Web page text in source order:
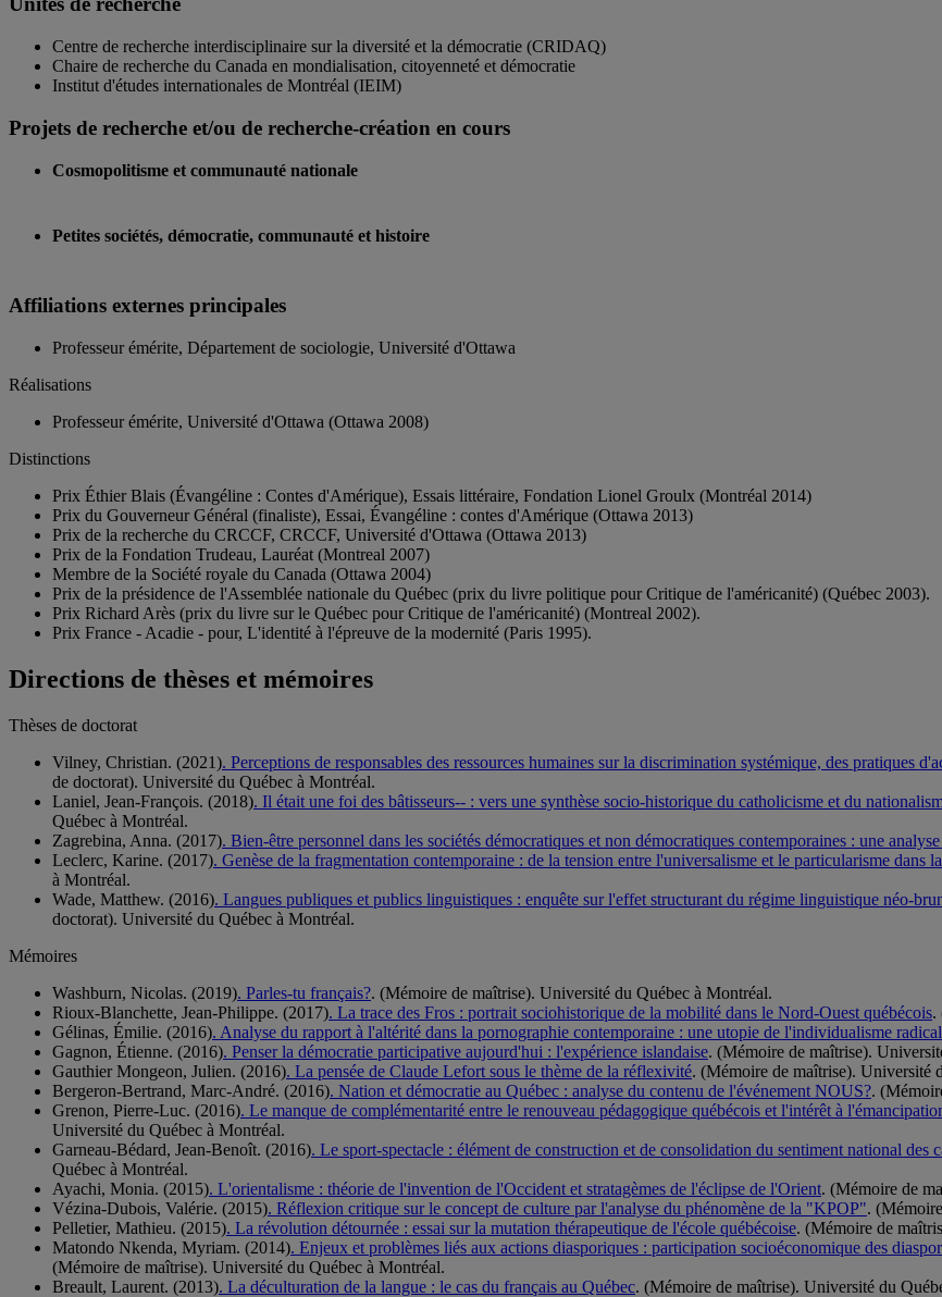
Centre de recherche interdisciplinaire sur la diversité et la démocratie (CRIDAQ)
Chaire de recherche du Canada en mondialisation, citoyenneté et démocratie
Institut d'études internationales de Montréal (IEIM)
Projets de recherche et/ou de recherche-création en cours
Cosmopolitisme et communauté nationale
Petites sociétés, démocratie, communauté et histoire
Affiliations externes principales
Professeur émérite, Département de sociologie, Université d'Ottawa
Réalisations
Professeur émérite, Université d'Ottawa (Ottawa 2008)
Distinctions
Prix Éthier Blais (Évangéline : Contes d'Amérique), Essais littéraire, Fondation Lionel Groulx (Montréal 2014)
Prix du Gouverneur Général (finaliste), Essai, Évangéline : contes d'Amérique (Ottawa 2013)
Prix de la recherche du CRCCF, CRCCF, Université d'Ottawa (Ottawa 2013)
Prix de la Fondation Trudeau, Lauréat (Montreal 2007)
Membre de la Société royale du Canada (Ottawa 2004)
Prix de la présidence de l'Assemblée nationale du Québec (prix du livre politique pour Critique de l'américanité) (Québec 2003).
Prix Richard Arès (prix du livre sur le Québec pour Critique de l'américanité) (Montreal 2002).
Prix France - Acadie - pour, L'identité à l'épreuve de la modernité (Paris 1995).
Directions de thèses et mémoires
Thèses de doctorat
Vilney, Christian. (2021). Perceptions de responsables des ressources humaines sur la discrimination systémique, des pratiques
de doctorat). Université du Québec à Montréal.
Laniel, Jean-François. (2018). Il était une foi des bâtisseurs-- : vers une synthèse socio-historique du catholicisme et du
Québec à Montréal.
Zagrebina, Anna. (2017). Bien-être personnel dans les sociétés démocratiques et non démocratiques contemporaines : une
Leclerc, Karine. (2017). Genèse de la fragmentation contemporaine : de la tension entre l'universalisme et le particularisme dans
à Montréal.
Wade, Matthew. (2016). Langues publiques et publics linguistiques : enquête sur l'effet structurant du régime linguistique néo-
doctorat). Université du Québec à Montréal.
Mémoires
Washburn, Nicolas. (2019). Parles-tu français?. (Mémoire de maîtrise). Université du Québec à Montréal.
Rioux-Blanchette, Jean-Philippe. (2017). La trace des Fros : portrait sociohistorique de la mobilité dans le Nord-Ouest québécois.
Gélinas, Émilie. (2016). Analyse du rapport à l'altérité dans la pornographie contemporaine : une utopie de l'individualisme radical
Gagnon, Étienne. (2016). Penser la démocratie participative aujourd'hui : l'expérience islandaise. (Mémoire de maîtrise).
Gauthier Mongeon, Julien. (2016). La pensée de Claude Lefort sous le thème de la réflexivité. (Mémoire de maîtrise). Université
Bergeron-Bertrand, Marc-André. (2016). Nation et démocratie au Québec : analyse du contenu de l'événement NOUS?.
Grenon, Pierre-Luc. (2016). Le manque de complémentarité entre le renouveau pédagogique québécois et l'intérêt à
Université du Québec à Montréal.
Garneau-Bédard, Jean-Benoît. (2016). Le sport-spectacle : élément de construction et de consolidation du sentiment national des
Québec à Montréal.
Ayachi, Monia. (2015). L'orientalisme : théorie de l'invention de l'Occident et stratagèmes de l'éclipse de l'Orient. (Mémoire de
Vézina-Dubois, Valérie. (2015). Réflexion critique sur le concept de culture par l'analyse du phénomène de la "KPOP".
Pelletier, Mathieu. (2015). La révolution détournée : essai sur la mutation thérapeutique de l'école québécoise. (Mémoire de
Matondo Nkenda, Myriam. (2014). Enjeux et problèmes liés aux actions diasporiques : participation socioéconomique des
(Mémoire de maîtrise). Université du Québec à Montréal.
Breault, Laurent. (2013). La déculturation de la langue : le cas du français au Québec. (Mémoire de maîtrise). Université du